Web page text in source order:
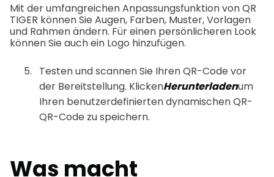
Mit der umfangreichen Anpassungsfunktion von QR
TIGER können Sie Augen, Farben, Muster, Vorlagen
und Rahmen ändern. Für einen persönlicheren Look
können Sie auch ein Logo hinzufügen.
Testen und scannen Sie Ihren QR-Code vor
der Bereitstellung. KlickenHerunterladenum
Ihren benutzerdefinierten dynamischen QR-
QR-Code zu speichern.
Was macht